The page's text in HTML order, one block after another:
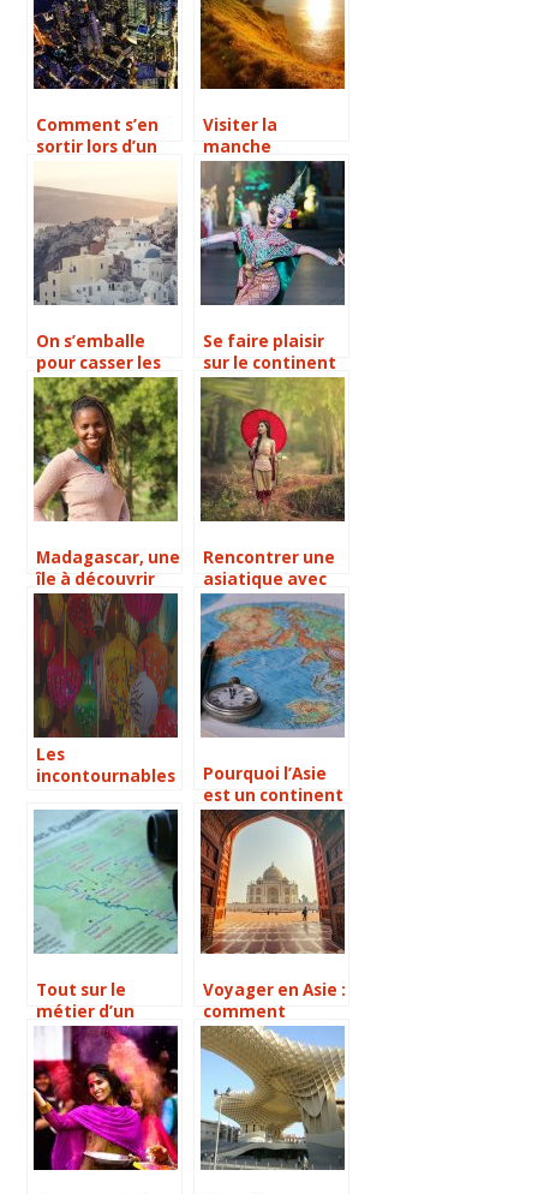
Comment s’en
sortir lors d’un
York?
Visiter la
manche
On s’emballe
pour casser les
rails pour un
tour d’Europe
Se faire plaisir
sur le continent
asiatique
Madagascar, une
île à découvrir
sans hésitation
Rencontrer une
asiatique avec
French-Asia
Les
incontournables
Pourquoi l’Asie
est un continent
si intéressant ?
Tout sur le
métier d’un
agent de voyage
Voyager en Asie :
comment
préparer le trip
et quels sont les
endroits
incontournables
à visiter ?